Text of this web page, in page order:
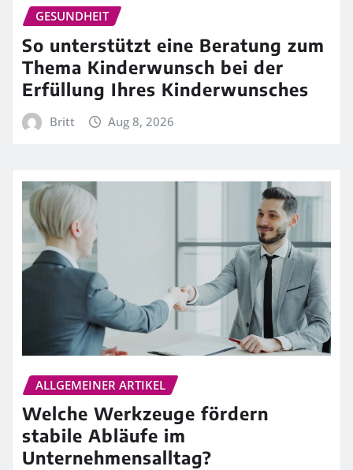
GESUNDHEIT
So unterstützt eine Beratung zum
Thema Kinderwunsch bei der
Erfüllung Ihres Kinderwunsches
Britt Aug 8, 2026
ALLGEMEINER ARTIKEL
Welche Werkzeuge fördern
stabile Abläufe im
Unternehmensalltag?